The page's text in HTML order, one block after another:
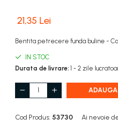
21,35 Lei
Bentita petrecere funda buline -
IN STOC
Durata de livrare: 1 - 2 zile
Cod Produs: 53730 Ai nevoie